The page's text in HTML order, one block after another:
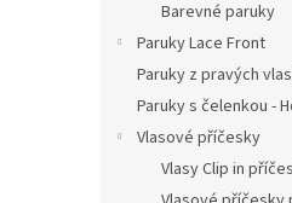
Barevné paruky
Paruky Lace Front
Paruky z pravých
Paruky s čelenkou -
Vlasové příčesky
Vlasy Clip in